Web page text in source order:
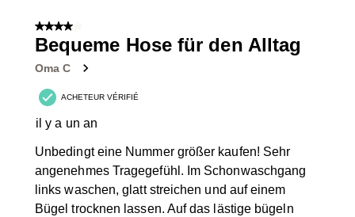
4 sur 5 étoiles.
Bequeme Hose für den Alltag
Oma C
ACHETEUR VÉRIFIÉ
il y a un an
Unbedingt eine Nummer größer kaufen! Sehr
angenehmes Tragegefühl. Im Schonwaschgang
links waschen, glatt streichen und auf einem
Bügel trocknen lassen. Auf das lästige bügeln